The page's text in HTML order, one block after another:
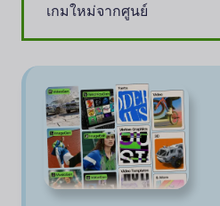
เกมใหม่จากศูนย์